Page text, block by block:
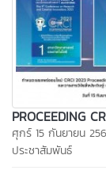
PROCEEDING
ศุกร์ 15 กันยายน
ประชาสัมพันธ์